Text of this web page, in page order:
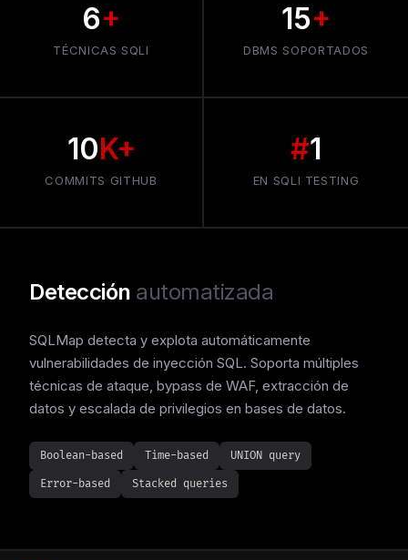
6+
TÉCNICAS SQLI
15+
DBMS SOPORTADOS
10K+
COMMITS GITHUB
#1
EN SQLI TESTING
Detección automatizada
SQLMap detecta y explota automáticamente
vulnerabilidades de inyección SQL. Soporta múltiples
técnicas de ataque, bypass de WAF, extracción de
datos y escalada de privilegios en bases de datos.
Boolean-based Time-based UNION query
Error-based Stacked queries